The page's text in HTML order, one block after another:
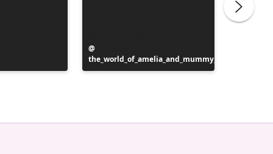
realizada
por
the_world_of_amelia_and_mummy_